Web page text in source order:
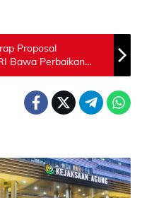
Proposal
Bawa Perbaikan